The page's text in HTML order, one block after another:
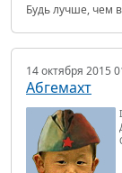
Будь лучше, чем
14 октября 2015
Абгемахт